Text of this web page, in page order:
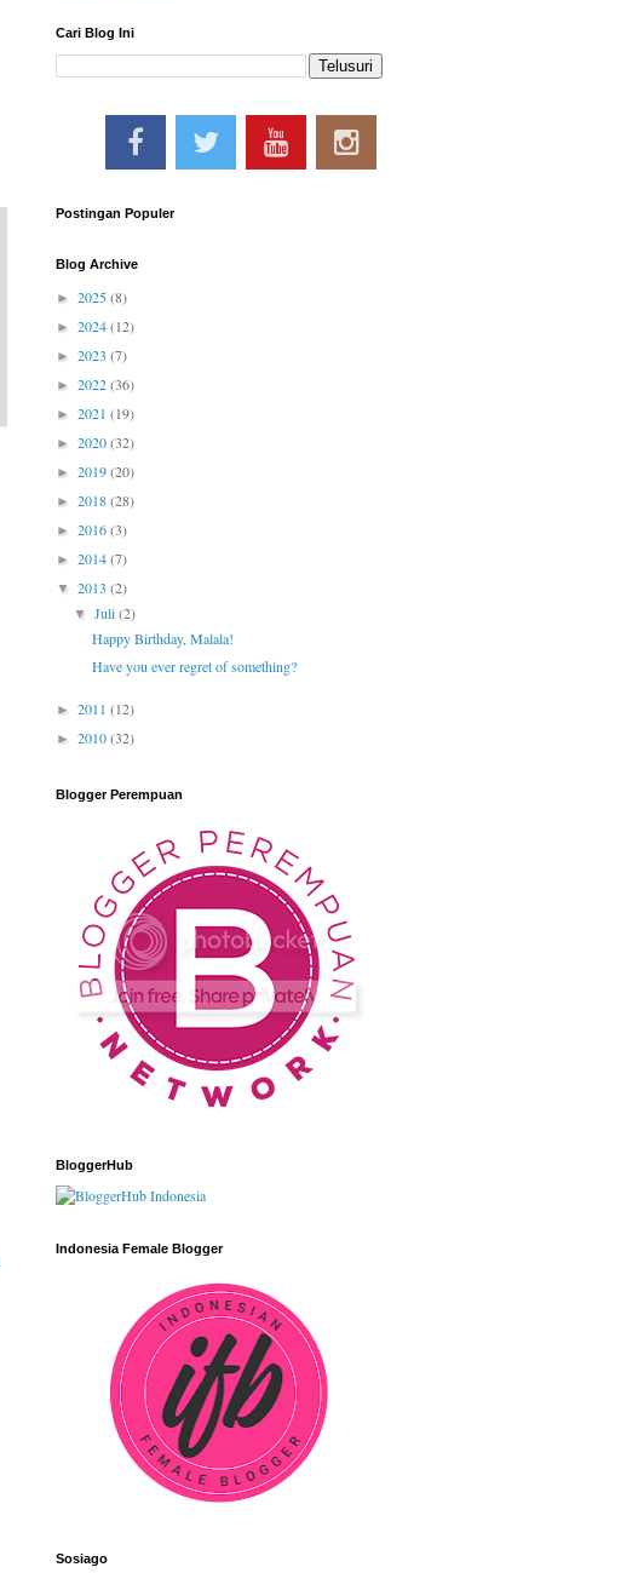
Cari Blog Ini
Postingan Populer
Blog Archive
► 2025(8)
► 2024(12)
► 2023 (7)
► 2022(36)
► 2021 (19)
► 2020(32)
► 2019(20)
► 2018(28)
► 2016(3)
► 2014(7)
▼ 2013 (2)
▼Juli(2)
Happy Birthday, Malala!
Have you ever regret of something?
► 2011 (12)
► 2010(32)
Blogger Perempuan
BloggerHub
Indonesia Female Blogger
Sosiago